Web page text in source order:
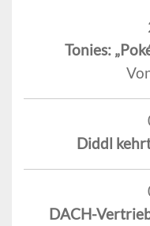
Tonies:
Diddl
DACH-